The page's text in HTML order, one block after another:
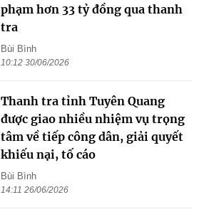
phạm hơn 33 tỷ đồng qua thanh
tra
Bùi Bình
10:12 30/06/2026
Thanh tra tỉnh Tuyên Quang
được giao nhiều nhiệm vụ trọng
tâm về tiếp công dân, giải quyết
khiếu nại, tố cáo
Bùi Bình
14:11 26/06/2026